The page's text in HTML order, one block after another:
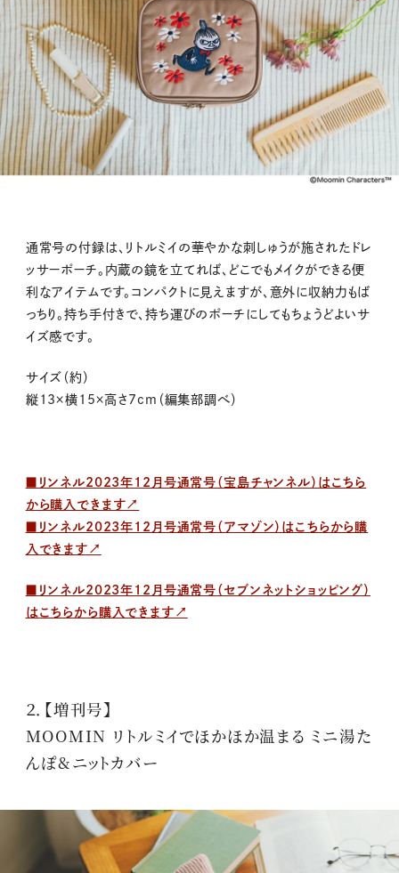
通常号の付録は、リトルミイの華やかな刺しゅうが施されたドレ
ッサーポーチ。内蔵の鏡を立てれば、どこでもメイクができる便
利なアイテムです。コンパクトに見えますが、意外に収納力もば
っちり。持ち手付きで、持ち運びのポーチにしてもちょうどよいサ
イズ感です。
サイズ（約）
縦13×横15×高さ7cm（編集部調べ）
■リンネル2023年12月号通常号（宝島チャンネル）はこちら
から購入できます↗
■リンネル2023年12月号通常号（アマゾン）はこちらから購
入できます↗
■リンネル2023年12月号通常号（セブンネットショッピング）
はこちらから購入できます↗
２．【増刊号】
MOOMIN リトルミイでほかほか温まる ミニ湯た
んぽ&ニットカバー